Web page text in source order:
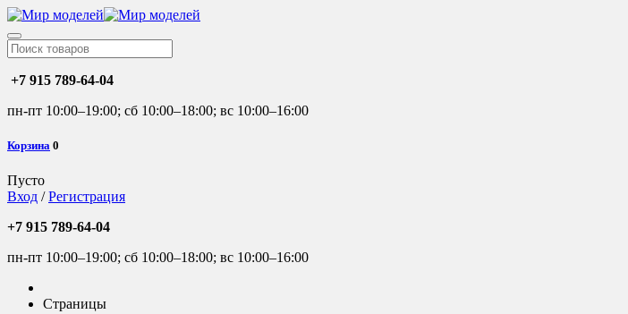
+7 915 789-64-04
пн-пт 10:00–19:00; сб 10:00–18:00; вс 10:00–16:00
Корзина 0
Пусто
Вход /Регистрация
+7 915 789-64-04
пн-пт 10:00–19:00; сб 10:00–18:00; вс 10:00–16:00
Страницы